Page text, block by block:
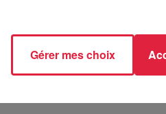
Gérer mes choix